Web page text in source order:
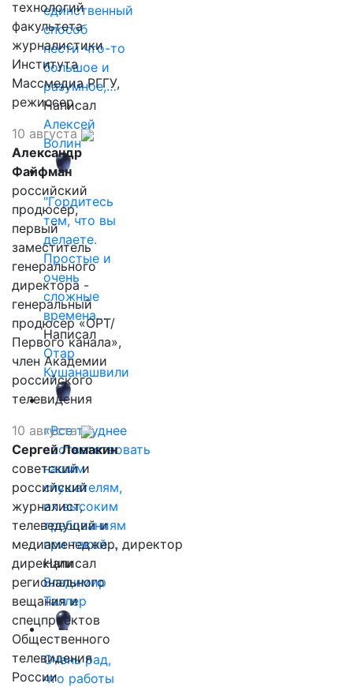
единственный
способ
нести что-то
большое и
разумное,…
Написал
Алексей
Волин
"Гордитесь
тем, что вы
делаете.
Простые и
очень
сложные
времена…
Написал
Отар
Кушанашвили
«Все труднее
соответствовать
нашим
слушателям,
их высоким
требованиям
при такой…
Написал
Владимир
Таллер
Очень рад,
что работы
технологий
факультета
журналистики
Института
Массмедиа РГГУ,
режиссер.
10 августа
Александр
Файфман
российский
продюсер,
первый
заместитель
генерального
директора -
генеральный
продюсер «ОРТ/
Первого канала»,
член Академии
российского
телевидения
10 августа
Сергей Ломакин
советский и
российский
журналист,
телеведущий и
медиаменеджер, директор
дирекции
регионального
вещания и
спецпроектов
Общественного
телевидения
России